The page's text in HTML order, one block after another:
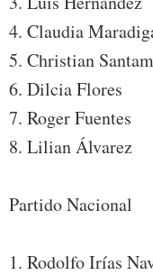
4. Claudia
5. Christian
6. Dilcia Flores
7. Roger Fuentes
8. Lilian Álvarez
Partido Nacional
1. Rodolfo Irías